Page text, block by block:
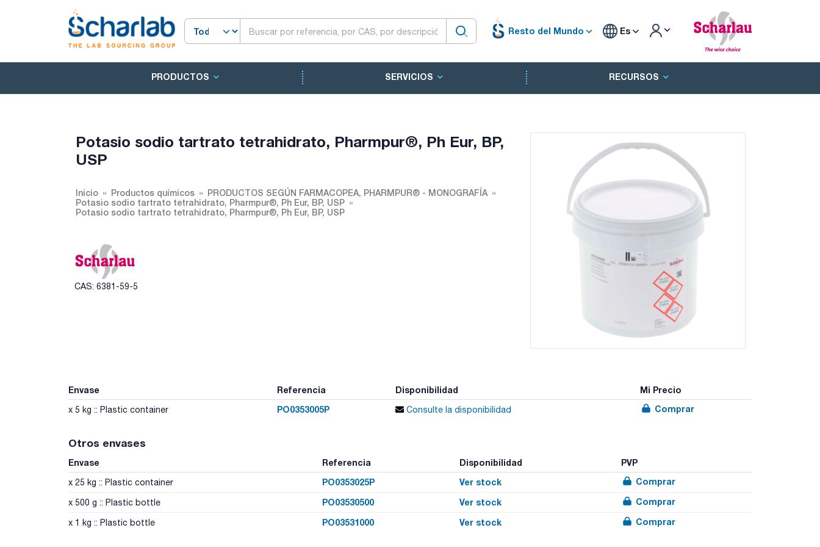
Resto del Mundo Es
PRODUCTOS SERVICIOS RECURSOS
Potasio sodio tartrato tetrahidrato, Pharmpur®, Ph Eur, BP,
USP
Inicio Productos químicos
PRODUCTOS SEGÚN FARMACOPEA, PHARMPUR® - MONOGRAFÍA
Potasio sodio tartrato tetrahidrato, Pharmpur®, Ph Eur, BP, USP
Potasio sodio tartrato tetrahidrato, Pharmpur®, Ph Eur, BP, USP
CAS: 6381-59-5
Envase Referencia Disponibilidad Mi Precio
x 5 kg :: Plastic container PO0353005P Consulte la disponibilidad Comprar
Otros envases
Envase Referencia Disponibilidad PVP
x 25 kg :: Plastic container PO0353025P Ver stock Comprar
x 500 g :: Plastic bottle PO03530500 Ver stock Comprar
x 1 kg :: Plastic bottle PO03531000 Ver stock Comprar